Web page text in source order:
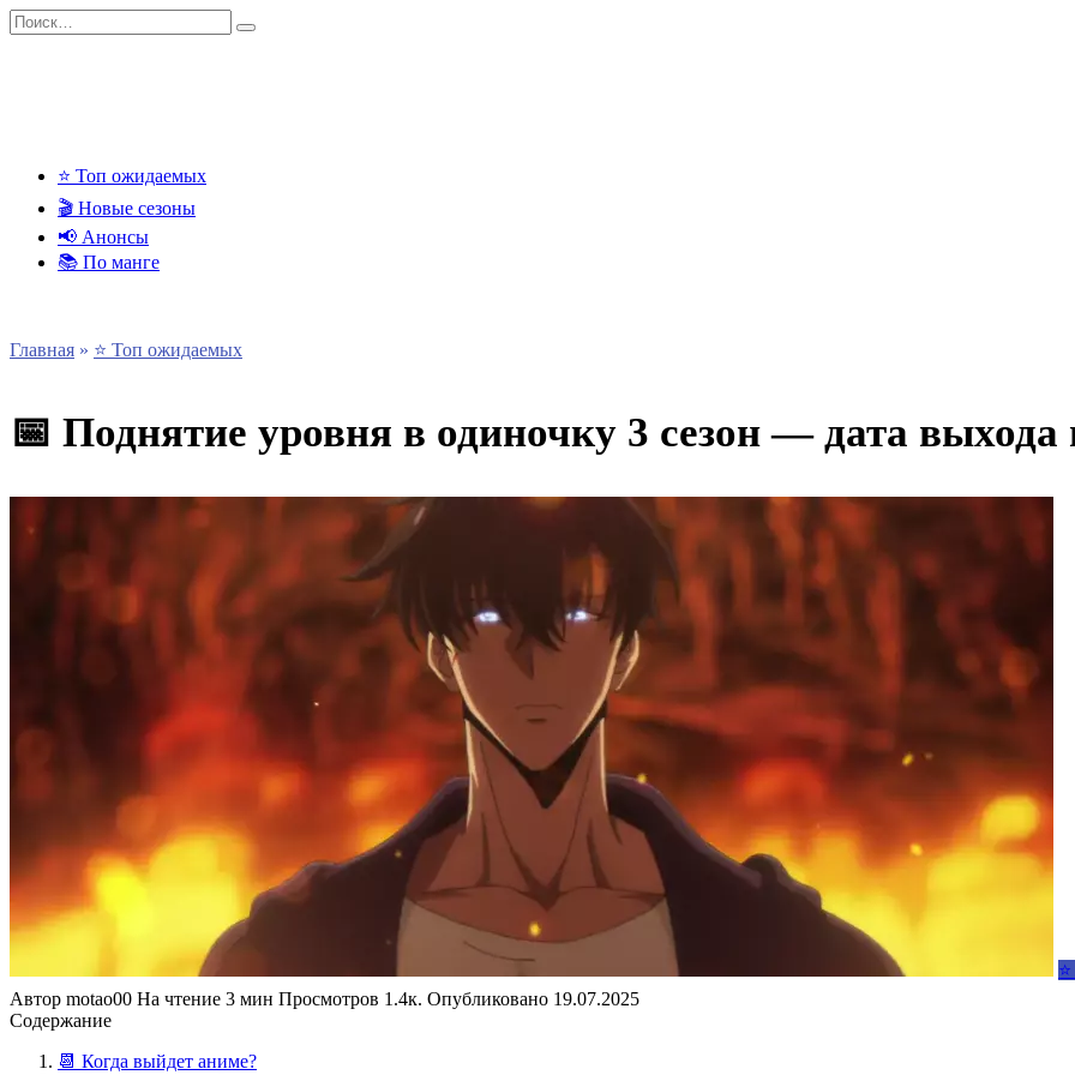
Перейти
к
Search
for:
⭐ Топ ожидаемых
🎬 Новые сезоны
📢 Анонсы
📚 По манге
Главная » ⭐ Топ ожидаемых
📅 Поднятие уровня в одиночку 3 сезон — дата выхода
Автор motao00 На чтение 3 мин Просмотров 1.4к. Опубликовано 19.07.2025
Содержание
📆 Когда выйдет аниме?